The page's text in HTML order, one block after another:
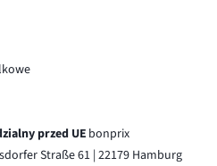
przed UEbonprix
Straße 61 | 22179 Hamburg